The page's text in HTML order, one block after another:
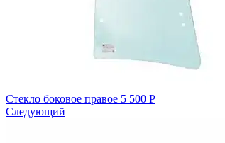
Стекло боковое правое 5 500 Р
Следующий